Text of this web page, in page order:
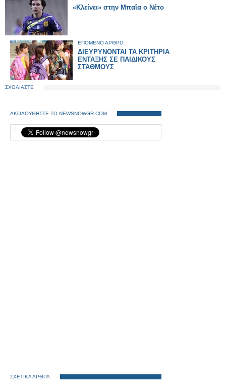
«Κλείνει» στην Μπαΐα ο Νέτο
ΕΠΟΜΕΝΟ ΑΡΘΡΟ
ΔΙΕΥΡΥΝΟΝΤΑΙ ΤΑ ΚΡΙΤΗΡΙΑ
ΕΝΤΑΞΗΣ ΣΕ ΠΑΙΔΙΚΟΥΣ
ΣΤΑΘΜΟΥΣ
ΣΧΟΛΙΑΣΤΕ
ΑΚΟΛΟΥΘΗΣΤΕ ΤΟ NEWSNOWGR.COM
ΣΧΕΤΙΚΑ ΑΡΘΡΑ